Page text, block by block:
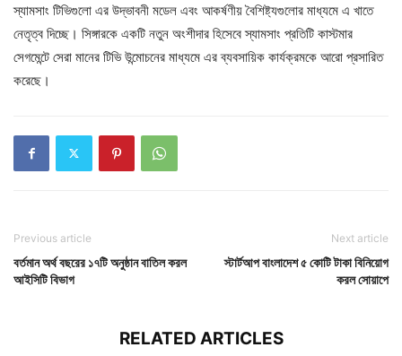
স্যামসাং টিভিগুলো এর উদ্ভাবনী মডেল এবং আকর্ষণীয় বৈশিষ্ট্যগুলোর মাধ্যমে এ খাতে
নেতৃত্ব দিচ্ছে। সিঙ্গারকে একটি নতুন অংশীদার হিসেবে স্যামসাং প্রতিটি কাস্টমার
সেগমেন্টে সেরা মানের টিভি উন্মোচনের মাধ্যমে এর ব্যবসায়িক কার্যক্রমকে আরো প্রসারিত
করেছে।
Previous article
বর্তমান অর্থ বছরের ১৭টি অনুষ্ঠান বাতিল করল
আইসিটি বিভাগ
Next article
স্টার্টআপ বাংলাদেশ ৫ কোটি টাকা বিনিয়োগ
করল সোয়াপে
RELATED ARTICLES